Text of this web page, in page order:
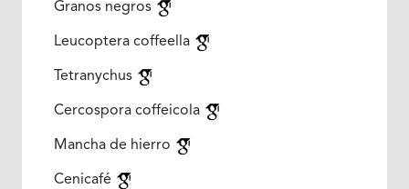
Granos negros
Leucoptera coffeella
Tetranychus
Cercospora coffeicola
Mancha de hierro
Cenicafé